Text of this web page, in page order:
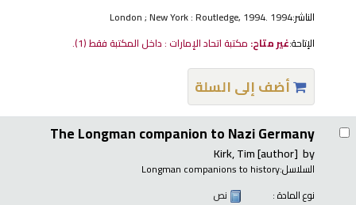
الناشر:London ; New York : Routledge, 1994. 1994
الإتاحة:غير متاح: مكتبة اتحاد الإمارات : داخل المكتبة فقط(1).
أضف إلى السلة
The Longman companion to Nazi Germany
by
Kirk, Tim[author]
السلاسل:Longman companions to history
نوع المادة :
نص